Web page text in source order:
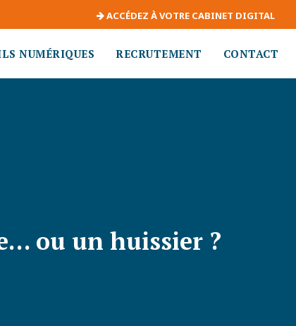
ACCÉDEZ À VOTRE CABINET DIGITAL
NUMÉRIQUES RECRUTEMENT CONTACT
ou un huissier ?